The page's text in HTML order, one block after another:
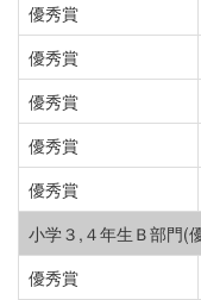
優秀賞
優秀賞
優秀賞
優秀賞
優秀賞
小学３,４年生Ｂ部門(
優秀賞